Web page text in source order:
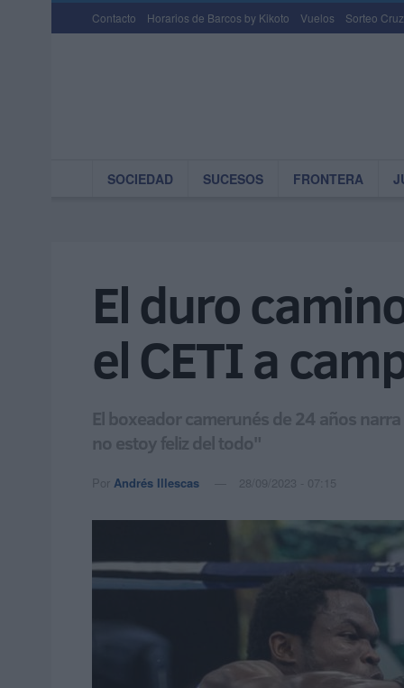
Contacto Horarios de Barcos by Kikoto Vuelos Sorteo
SOCIEDAD SUCESOS FRONTERA
El duro
el CETI a
El boxeador camerunés de 24 años
no estoy feliz del todo"
Por Andrés Illescas 28/09/2023 - 07:15